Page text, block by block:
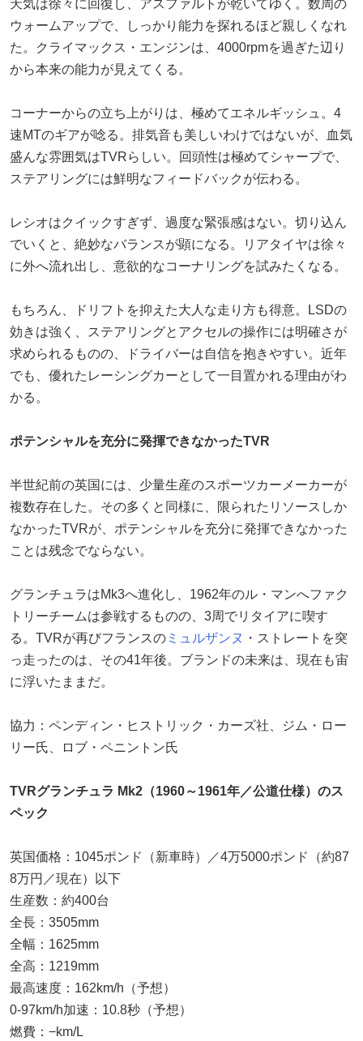
天気は徐々に回復し、アスファルトが乾いてゆく。数周の
ウォームアップで、しっかり能力を探れるほど親しくなれ
た。クライマックス・エンジンは、4000rpmを過ぎた辺り
から本来の能力が見えてくる。
コーナーからの立ち上がりは、極めてエネルギッシュ。4
速MTのギアが唸る。排気音も美しいわけではないが、血気
盛んな雰囲気はTVRらしい。回頭性は極めてシャープで、
ステアリングには鮮明なフィードバックが伝わる。
レシオはクイックすぎず、過度な緊張感はない。切り込ん
でいくと、絶妙なバランスが顕になる。リアタイヤは徐々
に外へ流れ出し、意欲的なコーナリングを試みたくなる。
もちろん、ドリフトを抑えた大人な走り方も得意。LSDの
効きは強く、ステアリングとアクセルの操作には明確さが
求められるものの、ドライバーは自信を抱きやすい。近年
でも、優れたレーシングカーとして一目置かれる理由がわ
かる。
ポテンシャルを充分に発揮できなかったTVR
半世紀前の英国には、少量生産のスポーツカーメーカーが
複数存在した。その多くと同様に、限られたリソースしか
なかったTVRが、ポテンシャルを充分に発揮できなかった
ことは残念でならない。
グランチュラはMk3へ進化し、1962年のル・マンへファク
トリーチームは参戦するものの、3周でリタイアに喫す
る。TVRが再びフランスの ミュルザンヌ ・ストレートを突
っ走ったのは、その41年後。ブランドの未来は、現在も宙
に浮いたままだ。
協力：ペンディン・ヒストリック・カーズ社、ジム・ロー
リー氏、ロブ・ペニントン氏
TVRグランチュラ Mk2（1960～1961年／公道仕様）のス
ペック
英国価格：1045ポンド（新車時）／4万5000ポンド（約87
8万円／現在）以下
生産数：約400台
全長：3505mm
全幅：1625mm
全高：1219mm
最高速度：162km/h（予想）
0-97km/h加速：10.8秒（予想）
燃費：−km/L